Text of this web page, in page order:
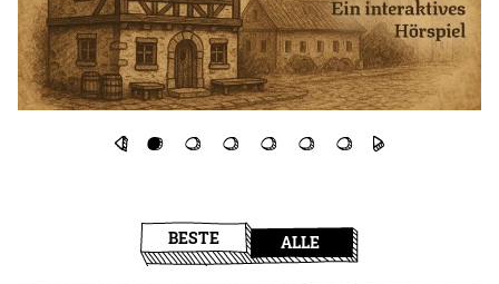
BESTE ALLE